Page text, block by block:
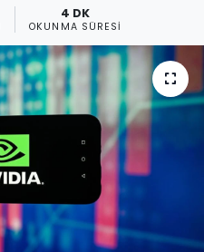
4 DK
OKUNMA SÜRESI